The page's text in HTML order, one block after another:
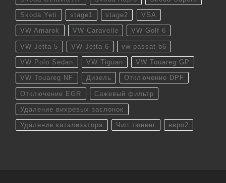
Skoda Yeti stage1 stage2 VSA
VW Amarok VW Caravelle VW Golf 6
VW Jetta 5 VW Jetta 6 vw passat b6
VW Polo Sedan VW Tiguan VW Touareg GP
VW Touareg NF Дизель Отключение DPF
Отключение EGR Сажевый фильтр
Удаление вихревых заслонок
Удаление катализатора Чип тюнинг евро2